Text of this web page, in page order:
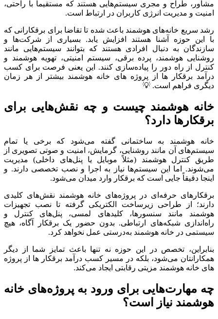
مشاور، طراح و مجری سیستم‌هایی هستند که مستقیماً با راحتی،
امنیت و مدیریت انرژی کاربران در ارتباط است.
رشد سریع خانه‌های هوشمند باعث شده تاتقاضا برای برقکارانی که
با
این حوزه آشنا هستند افزایش یابد. بسیاری از شرکت‌ها و
سازندگان بهدنبال افرادی هستندکه بتوانند سیستم‌هایی مانند
روشناییهوشمند، پرده برقی، سیستم امنیتی، تهویههوشمند و
کنترل
از راهدور را پیاده‌سازیکنند. این یعنی فرصت برای کسب
درآمد برقکار ها از پروژههای خانه هوشمند بیشتر ازهر زمان
دیگری فراهم است. 💡
خانههوشمند چیست و چه نقش‌هایی برای
برقکارها دارد؟
خانه هوشمند به ساختمانیگفته می‌شود که برخی یا تمام
سیستم‌های آن مانند روشنایی، گرمایش، امنیت و صوتی تصویری از
طریقکنترلهوشمند (مثلاً موبایل یا پنل‌های داخلی) مدیریت
می‌شوند.
اما این سیستم‌ها نیاز به اجرا و نصب تخصصیدارند. و
اینجا دقیقاً جایی است که برقکار وارد میدان می‌شود.
برقکارهای حرفه‌ای در پروژه‌های خانه هوشمند نقش‌های کلیدی
دارند؛
از طراحی زیرساخت الکتریکیگرفته تا نصب تجهیزات
هوشمند مانند سنسورها،کلیدهای لمسی، پنل‌های کنترل و
راه‌اندازی شبکه‌های ارتباطی. بدون حضور یک برقکار آگاه، هیچ
سیستمی در خانه هوشمند به‌درستی عمل نخواهد کرد.
بنابراین، تخصصدر این حوزه نه تنها باعثتمایز شما از دیگر
همکارانتان می‌شود، بلکه در مسیر کسب درآمد برقکار ها از پروژه
های خانه هوشمند مزیتی رقابتی ایجاد می‌کند.
چه مهارت‌هایی برای ورود به پروژه‌های خانه
هوشمند نیاز است؟